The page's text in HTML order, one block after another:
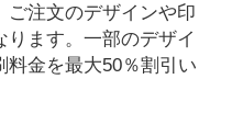
ご注文のデザインや印
ます。一部のデザイ
料金を最大50％割引い